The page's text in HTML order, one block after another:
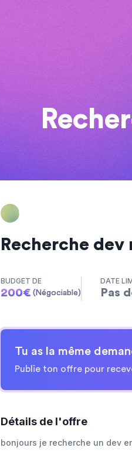
Recherche dev
BUDGET DE
200€ (Négociable)
DATE
Pas
Tu as la même
Publie ton offre pour
Détails de l'offre
bonjours je recherche un dev